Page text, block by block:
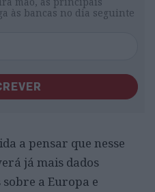
às bancas no dia seguinte
a pensar que nesse
já mais dados
a Europa e